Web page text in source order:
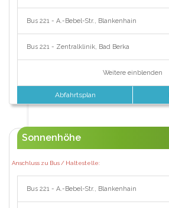
Bus 221 - A.-Bebel-Str., Blankenhain
Bus 221 - Zentralklinik, Bad Berka
Weitere einblenden
Abfahrtsplan
Sonnenhöhe
Anschluss zu Bus / Haltestelle:
Bus 221 - A.-Bebel-Str., Blankenhain